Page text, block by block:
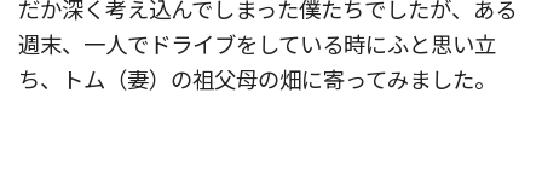
だか深く考え込んでしまった僕たちでしたが、ある
週末、一人でドライブをしている時にふと思い立
ち、トム（妻）の祖父母の畑に寄ってみました。